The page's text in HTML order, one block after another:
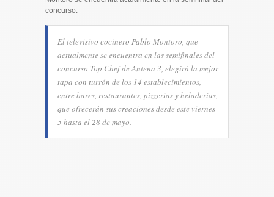
concurso.
El televisivo cocinero Pablo Montoro, que
actualmente se encuentra en las semifinales del
concurso Top Chef de Antena 3, elegirá la mejor
tapa con turrón de los 14 establecimientos,
entre bares, restaurantes, pizzerías y heladerías,
que ofrecerán sus creaciones desde este viernes
5 hasta el 28 de mayo.